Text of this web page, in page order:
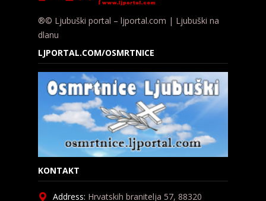
®© Ljubuški portal – ljportal.com | Ljubuški na
dlanu
LJPORTAL.COM/OSMRTNICE
KONTAKT
Address: Hrvatskih branitelja 57, 88320